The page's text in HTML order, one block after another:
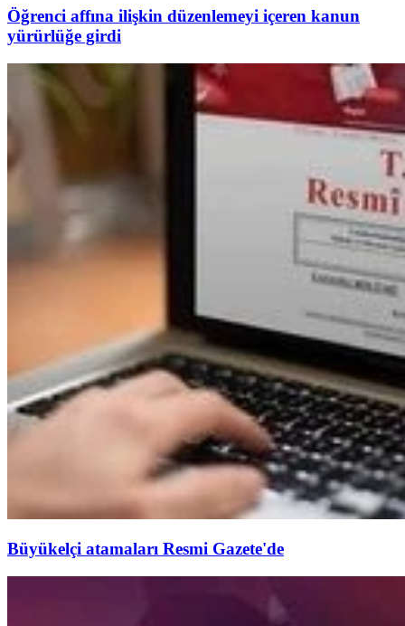
Öğrenci affına ilişkin düzenlemeyi içeren kanun
yürürlüğe girdi
Büyükelçi atamaları Resmi Gazete'de